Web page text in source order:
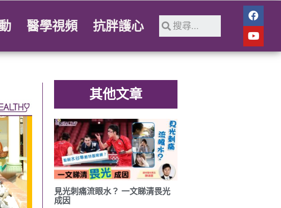
醫學視頻 抗胖護心
其他文章
見光刺痛流眼水？ 一文睇清畏光
成因